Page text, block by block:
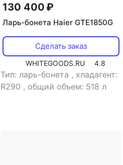
130 400 ₽
Ларь-бонета Haier GTE1850G
Сделать заказ
WHITEGOODS.RU 4.8
Тип: ларь-бонета , хладагент:
R290 , общий объем: 518 л